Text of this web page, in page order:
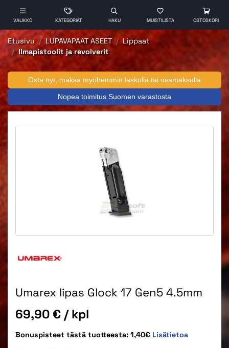
VALIKKO KATEGORIAT HAKU MUISTILISTA OSTOSKORI
Etusivu LUPAVAPAAT ASEET
Lippaat
Ilmapistoolit ja revolverit
Osta nyt, maksa myöhemmin laskulla tai osamaksulla
Nopea toimitus Suomen varastosta
Umarex lipas Glock 17 Gen5 4.5mm
Hinta
69,90 € / kpl
Bonuspisteet tästä tuotteesta: 1,40€ Lisätietoa